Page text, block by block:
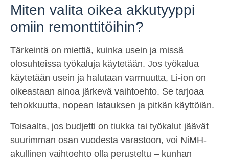
Miten valita oikea akkutyyppi
omiin remonttitöihin?
Tärkeintä on miettiä, kuinka usein ja missä
olosuhteissa työkaluja käytetään. Jos työkalua
käytetään usein ja halutaan varmuutta, Li-ion on
oikeastaan ainoa järkevä vaihtoehto. Se tarjoaa
tehokkuutta, nopean latauksen ja pitkän käyttöiän.
Toisaalta, jos budjetti on tiukka tai työkalut jäävät
suurimman osan vuodesta varastoon, voi NiMH-
akullinen vaihtoehto olla perusteltu – kunhan